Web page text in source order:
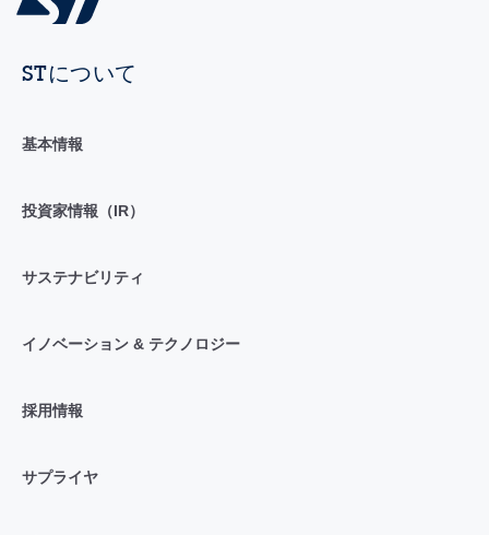
STについて
基本情報
投資家情報（IR）
サステナビリティ
イノベーション & テクノロジー
採用情報
サプライヤ